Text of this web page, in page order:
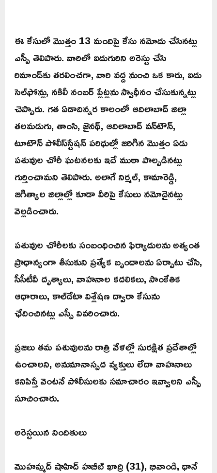
ఈ కేసులో మొత్తం 13 మందిపై కేసు నమోదు చేసినట్లు
ఎస్పీ తెలిపారు. వారిలో ఐదుగురిని అరెస్టు చేసి
రిమాండ్‌కు తరలించగా, వారి వద్ద నుంచి ఒక కారు, ఐదు
సెల్‌ఫోన్లు, నకిలీ నంబర్ ప్లేట్లను స్వాధీనం చేసుకున్నట్లు
చెప్పారు. గత ఏడాదిన్నర కాలంలో ఆదిలాబాద్ జిల్లా
తలమడుగు, తాంసి, జైనథ్, ఆదిలాబాద్ వన్‌టౌన్,
టూ‌టౌన్ పోలీస్‌స్టేషన్ పరిధుల్లో జరిగిన మొత్తం ఏడు
పశువుల చోరీ ఘటనలకు ఇదే ముఠా పాల్పడినట్లు
గుర్తించామని తెలిపారు. అలాగే నిర్మల్, కామారెడ్డి,
జగిత్యాల జిల్లాల్లో కూడా వీరిపై కేసులు నమోదైనట్లు
వెల్లడించారు.
పశువుల చోరీలకు సంబంధించిన ఫిర్యాదులను అత్యంత
ప్రాధాన్యంగా తీసుకుని ప్రత్యేక బృందాలను ఏర్పాటు చేసి,
సీసీటీవీ దృశ్యాలు, వాహనాల కదలికలు, సాంకేతిక
ఆధారాలు, కాల్‌డేటా విశ్లేషణ ద్వారా కేసును
ఛేదించినట్లు ఎస్పీ వివరించారు.
ప్రజలు తమ పశువులను రాత్రి వేళల్లో సురక్షిత ప్రదేశాల్లో
ఉంచాలని, అనుమానాస్పద వ్యక్తులు లేదా వాహనాలు
కనిపిస్తే వెంటనే పోలీసులకు సమాచారం ఇవ్వాలని ఎస్పీ
సూచించారు.
అరెస్టయిన నిందితులు
మొహమ్మద్ షాహిద్ హబీబ్ ఖాద్రి (31), భివాండి, థానే